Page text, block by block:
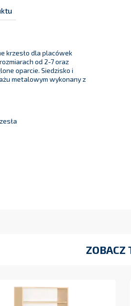
krzesło dla placówek
od 2-7 oraz
oparcie. Siedzisko i
metalowym wykonany z
ZOBACZ